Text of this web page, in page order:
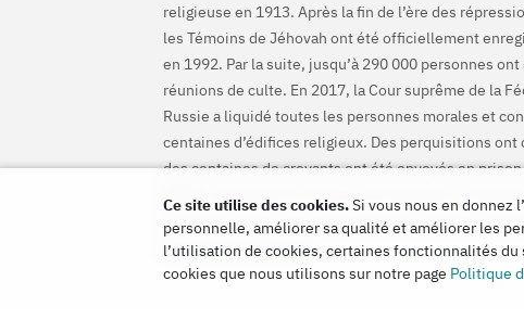
religieuse en 1913. Après la fin de l’ère des
les Témoins de Jéhovah ont été officiellement
en 1992. Par la suite, jusqu’à 290 000 personnes
réunions de culte. En 2017, la Cour suprême de la
Russie a liquidé toutes les personnes morales et
centaines d’édifices religieux. Des perquisitions ont
des centaines de croyants ont été envoyés en
mettre fin à leurs poursuites pénales et de les
les préjudices causés.
Ce site utilise des cookies.Si vous nous en donnez
personnelle, améliorer sa qualité et améliorer les
l’utilisation de cookies, certaines fonctionnalités
cookies que nous utilisons sur notre page Politique